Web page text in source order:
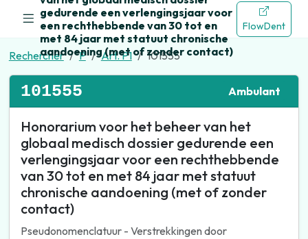
gedurende een verlengingsjaar voor
een rechthebbende van 30 tot en
met 84 jaar met statuut chronische
aandoening (met of zonder contact)
FlowDent
Rechercher P Art. P1 101555
101555 Ambulant
Honorarium voor het beheer van het
globaal medisch dossier gedurende een
verlengingsjaar voor een rechthebbende
van 30 tot en met 84 jaar met statuut
chronische aandoening (met of zonder
contact)
Pseudonomenclatuur - Verstrekkingen door